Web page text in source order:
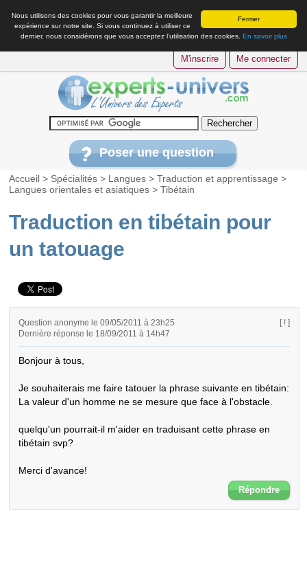
Fermer
Nous utilisons des cookies pour vous garantir la meilleure
expérience sur notre site. Si vous continuez à utiliser ce
dernier, nous considérons que vous acceptez l’utilisation des cookies. En savoir plus
M'inscrire Me connecter
Poser une question
Accueil > Spécialités > Langues >Traduction et apprentissage >
Langues orientales et asiatiques >Tibétain
Traduction en tibétain pour
un tatouage
Question anonyme le 09/05/2011 à 23h25
Dernière réponse le 18/09/2011 à 14h47
[ ! ]
Bonjour à tous,
Je souhaiterais me faire tatouer la phrase suivante en tibétain:
La valeur d'un homme ne se mesure que face à l'obstacle.
quelqu'un pourrait-il m'aider en traduisant cette phrase en
tibétain svp?
Merci d'avance!
Répondre